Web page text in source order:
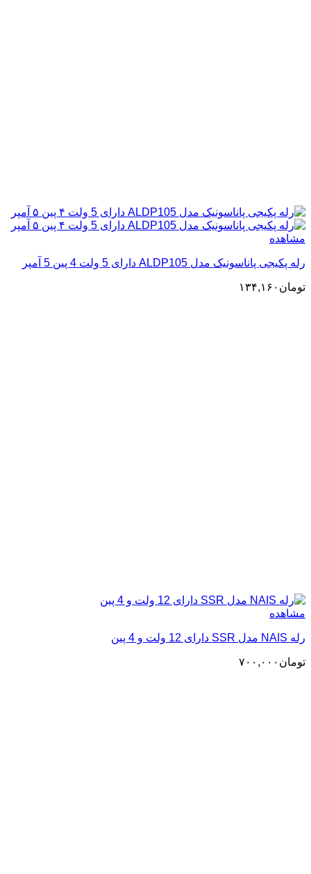
مشاهده
رله پکیجی پاناسونیک مدل ALDP105 دارای 5 ولت 4 پین 5 آمپر
تومان ۱۳۴,۱۶۰
مشاهده
رله NAIS مدل SSR دارای 12 ولت و 4 پین
تومان ۷۰۰,۰۰۰